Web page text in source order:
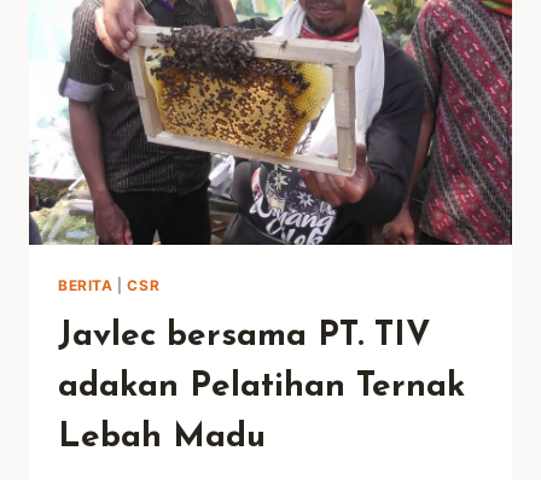
BERITA |CSR
Javlec bersama PT. TIV
adakan Pelatihan Ternak
Lebah Madu